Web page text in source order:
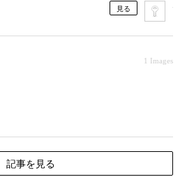
見る セ
1 Images
記事を見る